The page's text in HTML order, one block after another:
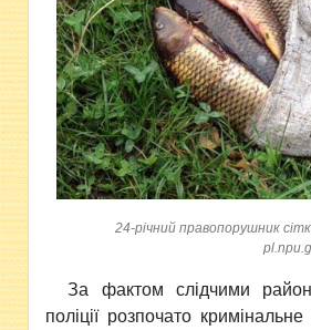
24-річний правопорушник
За фактом слідчими
поліції розпочато